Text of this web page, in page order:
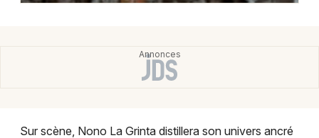
Sur scène, Nono La Grinta distillera son univers ancré